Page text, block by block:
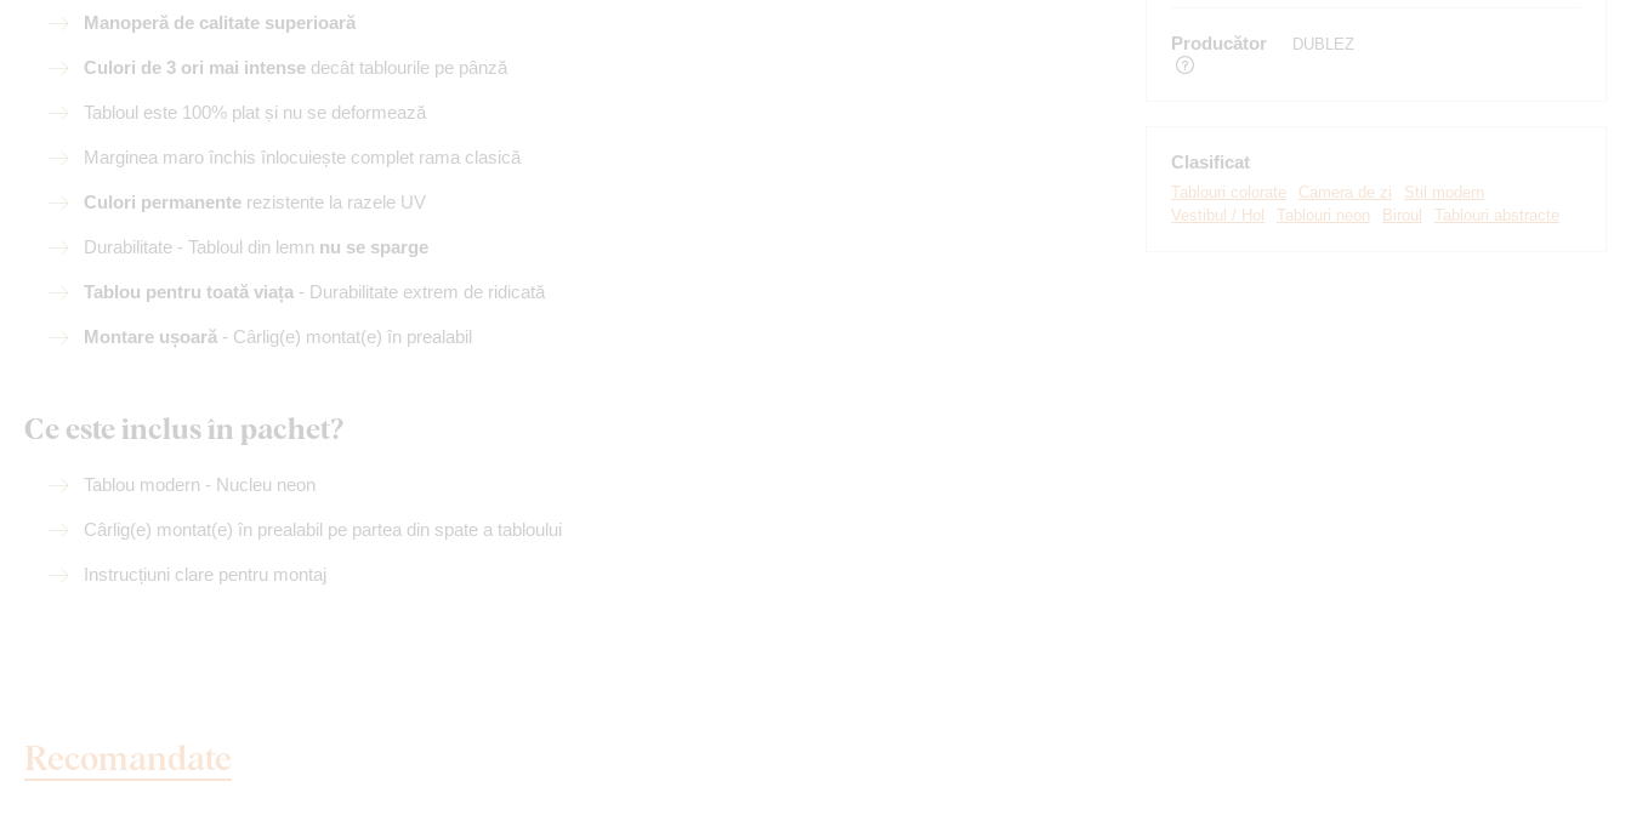
Manoperă de calitate superioară
Culori de 3 ori mai intense decât tablourile pe pânză
Tabloul este 100% plat și nu se deformează
Marginea maro închis înlocuiește complet rama clasică
Culori permanente rezistente la razele UV
Durabilitate - Tabloul din lemn nu se sparge
Tablou pentru toată viața - Durabilitate extrem de ridicată
Montare ușoară - Cârlig(e) montat(e) în prealabil
Ce este inclus în pachet?
Tablou modern - Nucleu neon
Cârlig(e) montat(e) în prealabil pe partea din spate a tabloului
Instrucțiuni clare pentru montaj
Producător DUBLEZ
Clasificat
Tablouri colorate Camera de zi
Stil modern
Vestibul / Hol
Tablouri neon Biroul Tablouri abstracte
Recomandate